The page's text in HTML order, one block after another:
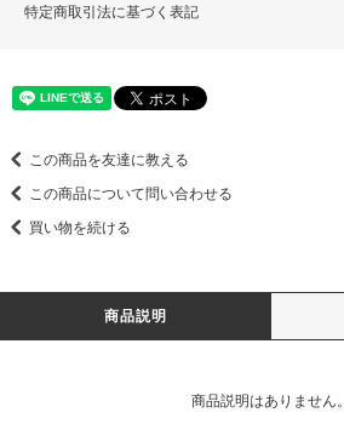
特定商取引法に基づく表記
この商品を友達に教える
この商品について問い合わせる
買い物を続ける
商品説明
商品説明はありません。